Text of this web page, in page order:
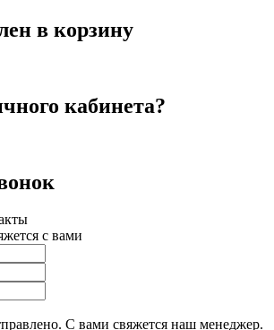
в корзину
кабинета?
с вами
С вами свяжется наш менеджер.